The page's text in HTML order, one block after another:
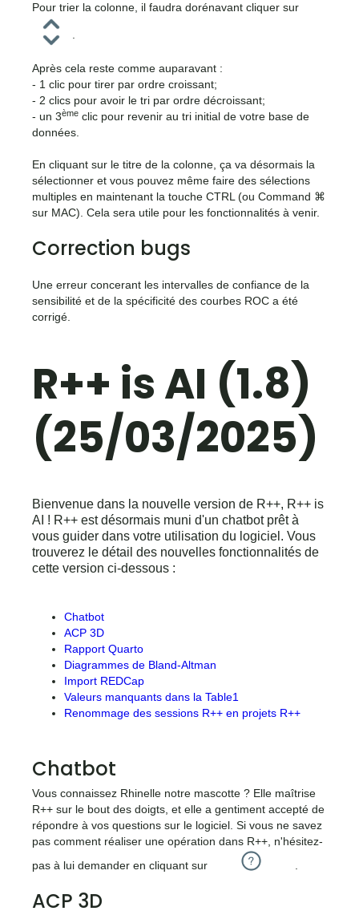
Pour trier la colonne, il faudra dorénavant cliquer sur
<icone>
Après cela reste comme auparavant :
- 1 clic pour tirer par ordre croissant;
- 2 clics pour avoir le tri par ordre décroissant;
- un 3ème clic pour revenir au tri initial de votre base de
données.
En cliquant sur le titre de la colonne, ça va désormais la
sélectionner et vous pouvez même faire des sélections
multiples en maintenant la touche CTRL (ou Command ⌘
sur MAC). Cela sera utile pour les fonctionnalités à venir.
Correction bugs
Une erreur concerant les intervalles de confiance de la
sensibilité et de la spécificité des courbes ROC a été
corrigé.
R++ is AI (1.8)
(25/03/2025)
Bienvenue dans la nouvelle version de R++, R++ is
AI ! R++ est désormais muni d'un chatbot prêt à
vous guider dans votre utilisation du logiciel. Vous
trouverez le détail des nouvelles fonctionnalités de
cette version ci-dessous :
Chatbot
ACP 3D
Rapport Quarto
Diagrammes de Bland-Altman
Import REDCap
Valeurs manquants dans la Table1
Renommage des sessions R++ en projets R++
Chatbot
Vous connaissez Rhinelle notre mascotte ? Elle maîtrise
R++ sur le bout des doigts, et elle a gentiment accepté de
répondre à vos questions sur le logiciel. Si vous ne savez
pas comment réaliser une opération dans R++, n'hésitez-
pas à lui demander en cliquant sur
<icone>
ACP 3D